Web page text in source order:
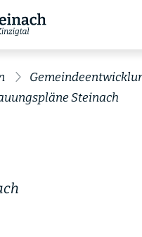
Steinach